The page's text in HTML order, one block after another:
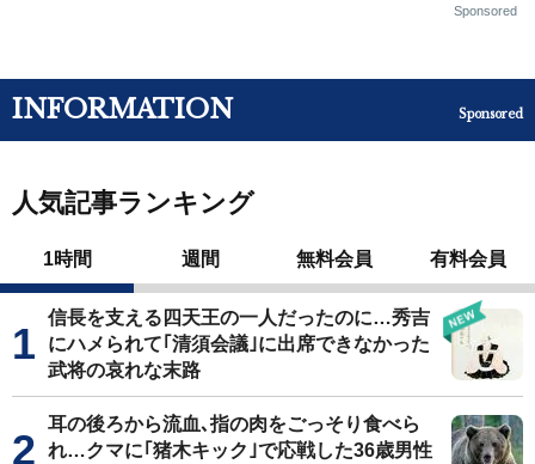
Sponsored
INFORMATION Sponsored
人気記事ランキング
1時間 週間 無料会員 有料会員
信長を支える四天王の一人だったのに…秀吉
にハメられて｢清須会議｣に出席できなかった
武将の哀れな末路
耳の後ろから流血､指の肉をごっそり食べら
れ…クマに｢猪木キック｣で応戦した36歳男性